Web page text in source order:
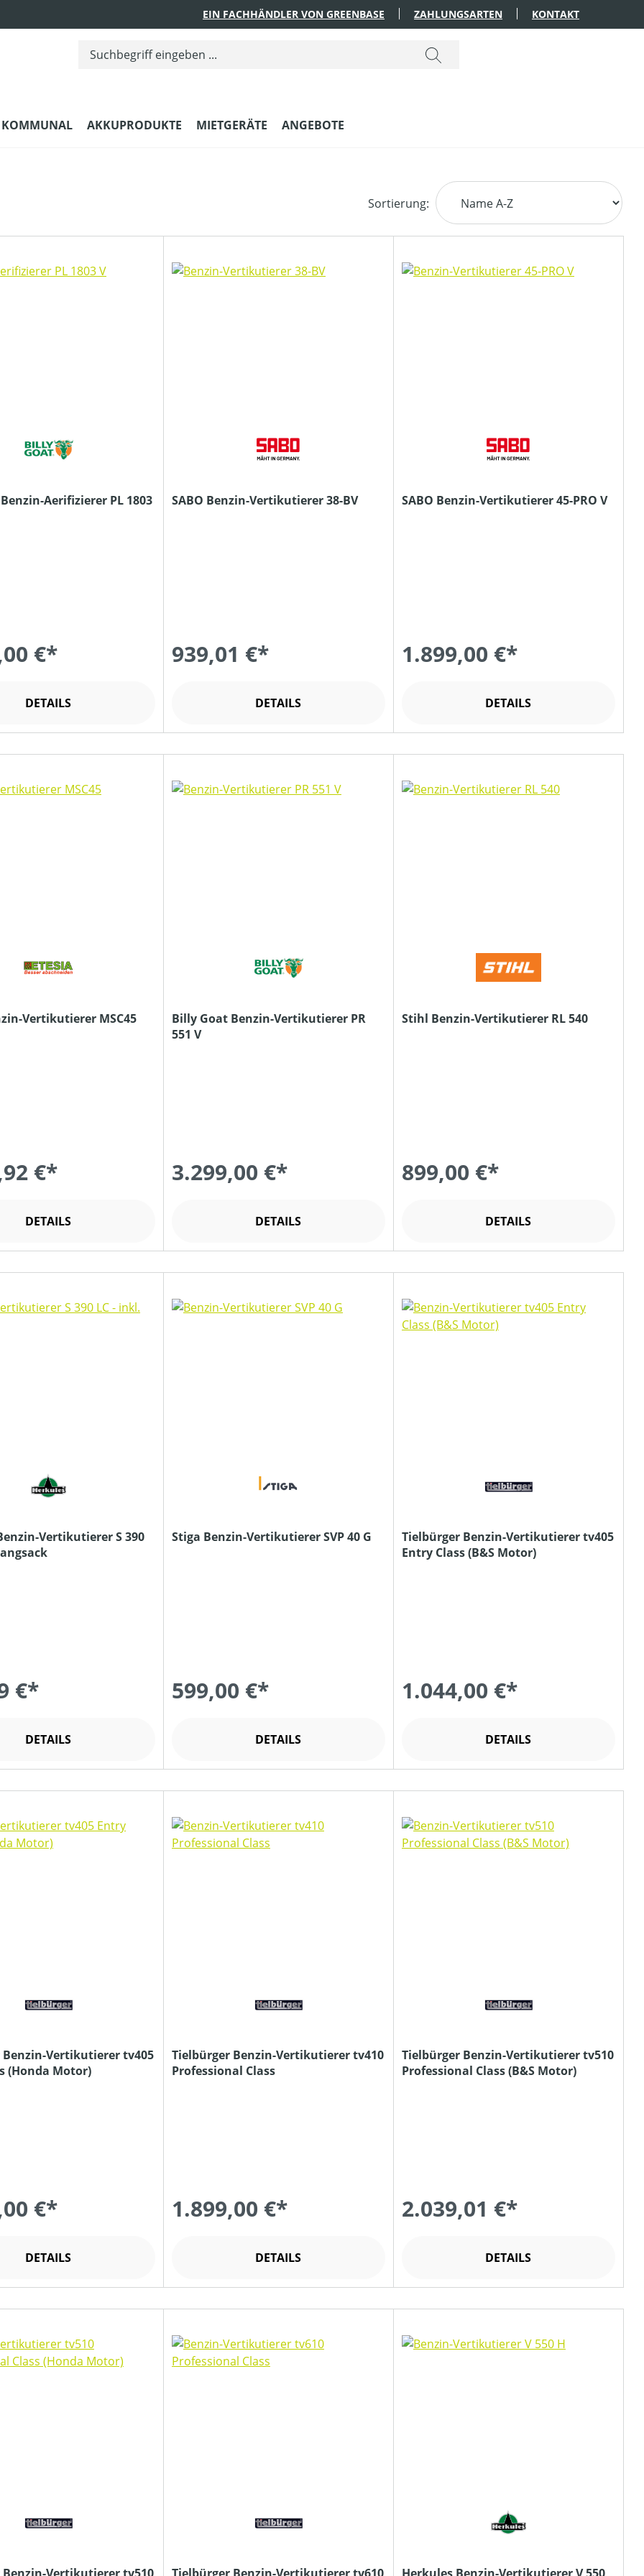
EIN FACHHÄNDLER VON GREENBASE ZAHLUNGSARTEN KONTAKT
KOMMUNAL AKKUPRODUKTE MIETGERÄTE ANGEBOTE
Sortierung:
Aerifizierer PL 1803
€*
DETAILS
SABO Benzin-Vertikutierer 38-BV
939,01 €*
DETAILS
SABO Benzin-Vertikutierer 45-PRO V
1.899,00 €*
DETAILS
Vertikutierer MSC45
€*
DETAILS
Billy Goat Benzin-Vertikutierer PR
551 V
3.299,00 €*
DETAILS
Stihl Benzin-Vertikutierer RL 540
899,00 €*
DETAILS
Vertikutierer S 390
€*
DETAILS
Stiga Benzin-Vertikutierer SVP 40 G
599,00 €*
DETAILS
Tielbürger Benzin-Vertikutierer tv405
Entry Class (B&S Motor)
1.044,00 €*
DETAILS
Benzin-Vertikutierer tv405
(Honda Motor)
€*
DETAILS
Tielbürger Benzin-Vertikutierer tv410
Professional Class
1.899,00 €*
DETAILS
Tielbürger Benzin-Vertikutierer tv510
Professional Class (B&S Motor)
2.039,01 €*
DETAILS